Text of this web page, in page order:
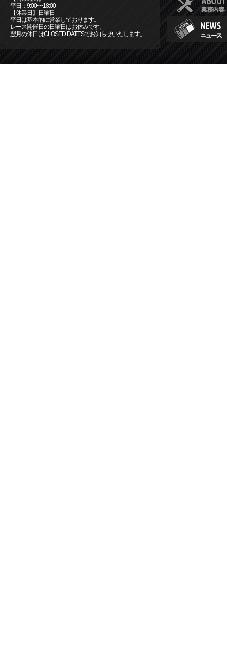
平日：9:00〜18:00
【休業日】日曜日
平日は基本的に営業しております。
レース開催日の日曜日はお休みです。
翌月の休日はCLOSED DATESでお知らせいたします。